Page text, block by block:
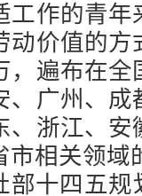
工作的青
动价值的
，遍布在
、广州、
、浙江、
市相关领域
部十四五